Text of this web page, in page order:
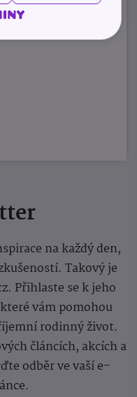
na každý den,
Takový je
Přihlaste se k jeho
vám pomohou
rodinný život.
článcích, akcích a
odběr ve vaší e-